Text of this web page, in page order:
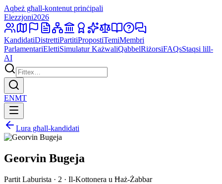
Aqbeż għall-kontenut prinċipali
Elezzjoni2026
KandidatiDistrettiPartitiPropostiTemiMembri
ParlamentariElettiSimulatur KażwaliQabbelRiżorsiFAQsStaqsi lill-
AI
ENMT
Lura għall-kandidati
Georvin Bugeja
Partit Laburista · 2 · Il-Kottonera u Ħaż-Żabbar